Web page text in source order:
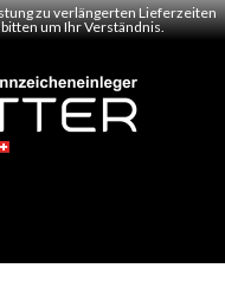
zu verlängerten Lieferzeiten
um Ihr Verständnis.